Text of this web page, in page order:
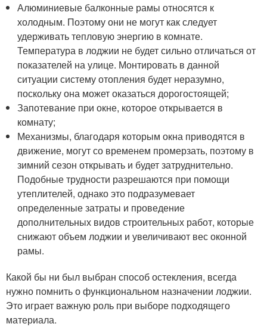
Алюминиевые балконные рамы относятся к
холодным. Поэтому они не могут как следует
удерживать тепловую энергию в комнате.
Температура в лоджии не будет сильно отличаться от
показателей на улице. Монтировать в данной
ситуации систему отопления будет неразумно,
поскольку она может оказаться дорогостоящей;
Запотевание при окне, которое открывается в
комнату;
Механизмы, благодаря которым окна приводятся в
движение, могут со временем промерзать, поэтому в
зимний сезон открывать и будет затруднительно.
Подобные трудности разрешаются при помощи
утеплителей, однако это подразумевает
определенные затраты и проведение
дополнительных видов строительных работ, которые
снижают объем лоджии и увеличивают вес оконной
рамы.
Какой бы ни был выбран способ остекления, всегда
нужно помнить о функциональном назначении лоджии.
Это играет важную роль при выборе подходящего
материала.